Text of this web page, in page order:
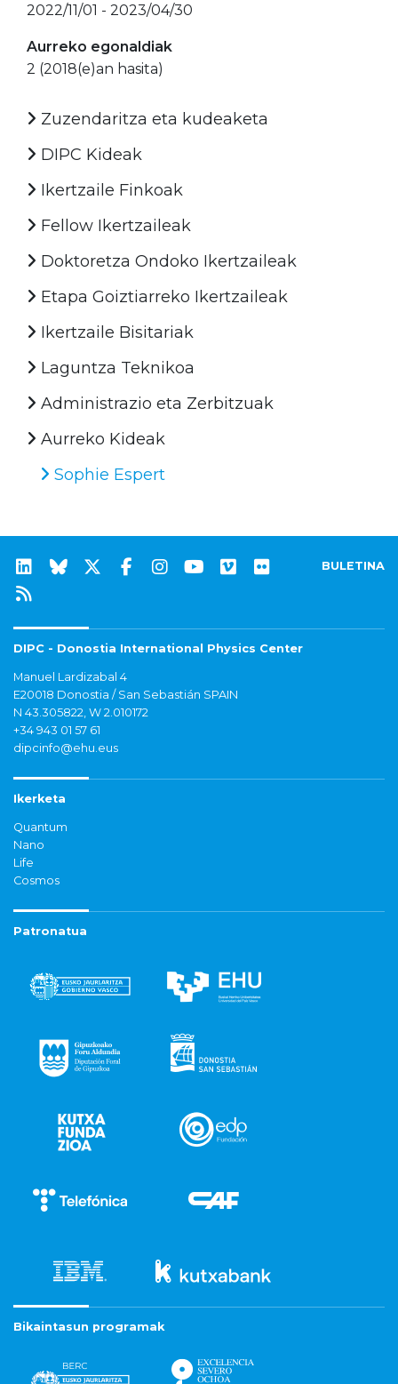
2022/11/01 - 2023/04/30
Aurreko egonaldiak
2 (2018(e)an hasita)
Zuzendaritza eta kudeaketa
DIPC Kideak
Ikertzaile Finkoak
Fellow Ikertzaileak
Doktoretza Ondoko Ikertzaileak
Etapa Goiztiarreko Ikertzaileak
Ikertzaile Bisitariak
Laguntza Teknikoa
Administrazio eta Zerbitzuak
Aurreko Kideak
Sophie Espert
BULETINA
DIPC - Donostia International Physics Center
Manuel Lardizabal 4
E20018 Donostia / San Sebastián SPAIN
N 43.305822, W 2.010172
+34 943 01 57 61
dipcinfo@ehu.eus
Ikerketa
Quantum
Nano
Life
Cosmos
Patronatua
Bikaintasun programak